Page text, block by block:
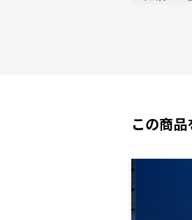
この商